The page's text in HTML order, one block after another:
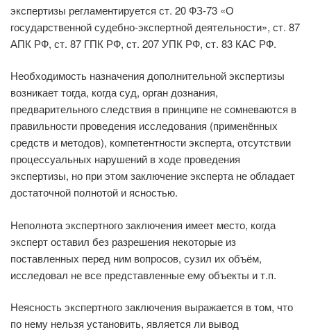
экспертизы регламентируется ст. 20 ФЗ-73 «О
государственной судебно-экспертной деятельности», ст. 87
АПК РФ, ст. 87 ГПК РФ, ст. 207 УПК РФ, ст. 83 КАС РФ.
Необходимость назначения дополнительной экспертизы
возникает тогда, когда суд, орган дознания,
предварительного следствия в принципе не сомневаются в
правильности проведения исследования (применённых
средств и методов), компетентности эксперта, отсутствии
процессуальных нарушений в ходе проведения
экспертизы, но при этом заключение эксперта не обладает
достаточной полнотой и ясностью.
Неполнота экспертного заключения имеет место, когда
эксперт оставил без разрешения некоторые из
поставленных перед ним вопросов, сузил их объём,
исследовал не все представленные ему объекты и т.п.
Неясность экспертного заключения выражается в том, что
по нему нельзя установить, является ли вывод